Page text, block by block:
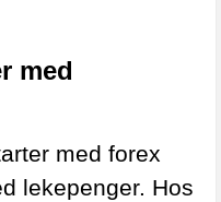
med
med forex
lekepenger. Hos